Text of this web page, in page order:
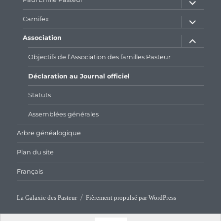
sous-
menu
Carnifex
sous-
menu
Association
ouvrir
sous-
Objectifs de l’Association des familles Pasteur
Déclaration au Journal officiel
Statuts
Assemblées générales
Arbre généalogique
Plan du site
Français
La Galaxie des Pasteur Fièrement propulsé par WordPress